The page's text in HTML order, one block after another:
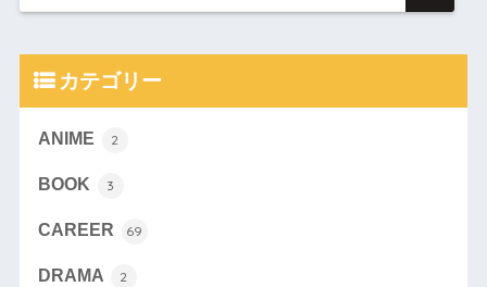
カテゴリー
ANIME 2
BOOK 3
CAREER 69
DRAMA 2